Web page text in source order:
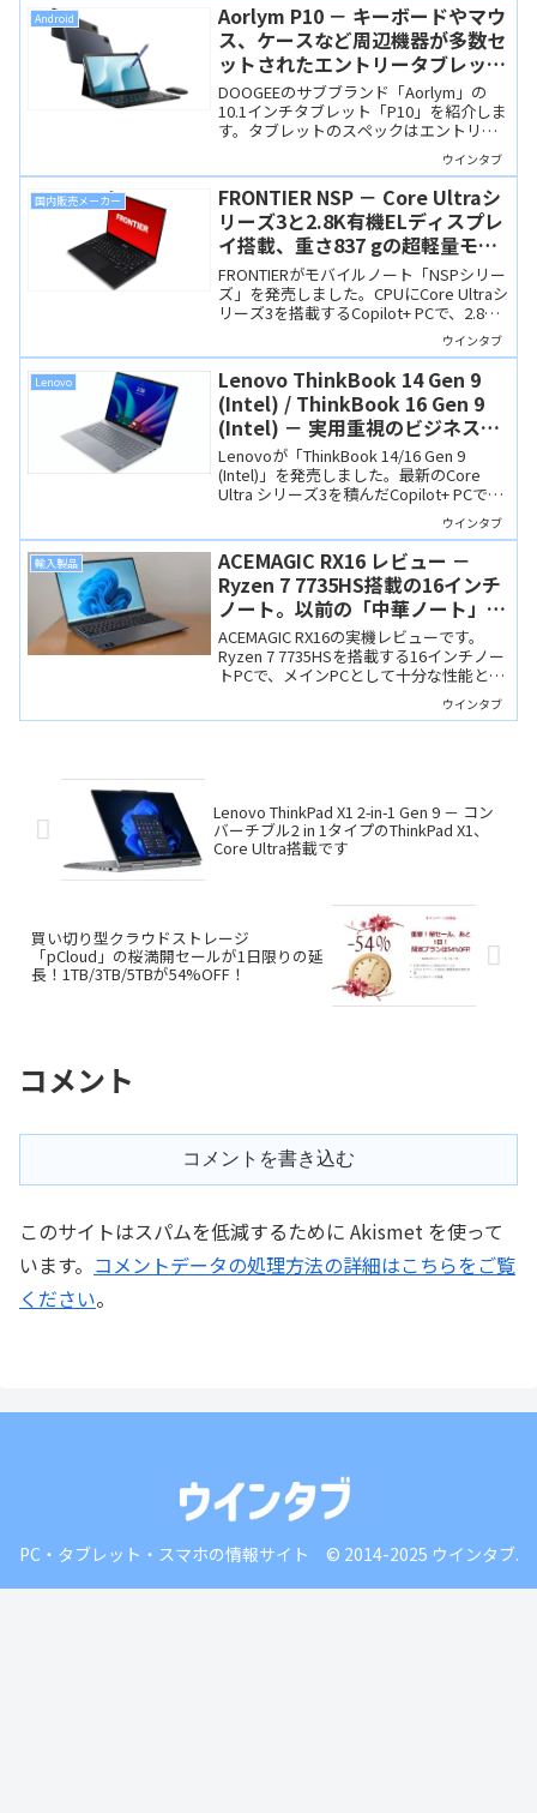
Android
Aorlym P10 － キーボードやマウ
ス、ケースなど周辺機器が多数セ
ットされたエントリータブレッ
ト、セール価格は13,900円
DOOGEEのサブブランド「Aorlym」の
10.1インチタブレット「P10」を紹介しま
す。タブレットのスペックはエントリー
クラスですが、キーボードやマウスまで
セットの「全部入り」モデルです。セー
ル価格は13,900円とリーズナブル。
ウインタブ
国内販売メーカー
FRONTIER NSP － Core Ultraシ
リーズ3と2.8K有機ELディスプレ
イ搭載、重さ837 gの超軽量モバ
イルノート
FRONTIERがモバイルノート「NSPシリー
ズ」を発売しました。CPUにCore Ultraシ
リーズ3を搭載するCopilot+ PCで、2.8K
解像度の有機ELディスプレイも搭載し、
ウインタブ
Lenovo
Lenovo ThinkBook 14 Gen 9
(Intel) / ThinkBook 16 Gen 9
(Intel) － 実用重視のビジネスノ
ートがCore Ultraシリーズ3を搭
載
Lenovoが「ThinkBook 14/16 Gen 9
(Intel)」を発売しました。最新のCore
Ultra シリーズ3を積んだCopilot+ PCで
す。実用本位の製品で、ビジネス用や学
習用には十分な性能を備えています。
ウインタブ
輸入製品
ACEMAGIC RX16 レビュー －
Ryzen 7 7735HS搭載の16インチ
ノート。以前の「中華ノート」と
は別物の高い品質
ACEMAGIC RX16の実機レビューです。
Ryzen 7 7735HSを搭載する16インチノー
トPCで、メインPCとして十分な性能と高
品質な筐体を備えています。RAMとSSD
は増設も可能で、価格も7万円弱とコスト
ウインタブ
Lenovo ThinkPad X1 2-in-1 Gen 9 － コン
バーチブル2 in 1タイプのThinkPad X1、
Core Ultra搭載です
買い切り型クラウドストレージ
「pCloud」の桜満開セールが1日限りの延
長！1TB/3TB/5TBが54%OFF！
コメント
コメントを書き込む
このサイトはスパムを低減するために Akismet を使って
います。 コメントデータの処理方法の詳細はこちらをご覧
ください。
PC・タブレット・スマホの情報サイト © 2014-2025 ウインタブ.